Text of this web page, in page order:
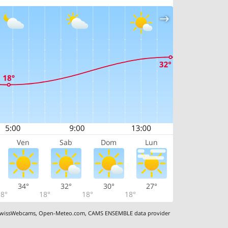
Ven Sab Dom Lun
34°
18°
32°
18°
30°
18°
27°
,Open-Meteo.com,CAMS ENSEMBLE data provider